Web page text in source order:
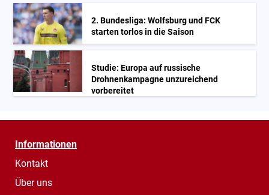
2. Bundesliga: Wolfsburg und FCK
starten torlos in die Saison
Studie: Europa auf russische
Drohnenkampagne unzureichend
vorbereitet
Informationen
Kontakt
Über uns